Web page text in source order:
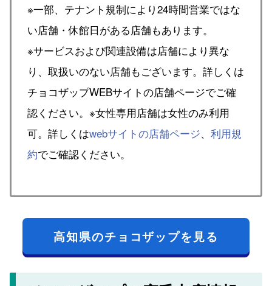
※一部、テナント規制により24時間営業ではな
い店舗・休館日がある店舗もあります。
※サービスおよび関連設備は店舗により異な
り、取扱いのない店舗もございます。詳しくは
チョコザップWEBサイトの店舗ページでご確
認ください。※女性専用店舗は女性のみ利用
可。詳しくはwebサイトの店舗ページ、 利用規
約でご確認ください。
高知県のチョコザップを見る